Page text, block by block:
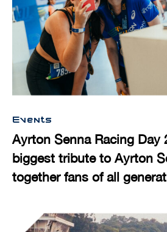
Events
Ayrton Senna Racing Day
biggest tribute to Ayrton
together fans of all